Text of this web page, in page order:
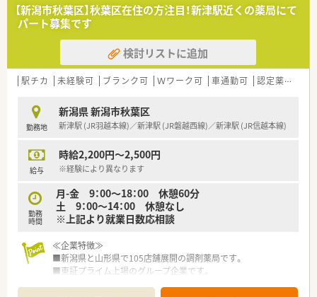
現場にこだわるスペシャリストから、本社で経営を担う幹部ま
で最大限に応援していきます。
店舗・薬局だけでなく重要なポジションも薬剤師が担当してい
ます。
■教育・研修制度
職種や職域に合わせ、豊富な社内研修や外部組織と連携した研
修を用意しています。
No.1企業として、長く働ける職場環境を創っていきます！
出産した後も安心して勤務ができるように時短制度の延長を
していきます。
時短勤務ができるよう変更予定です。
【新潟市秋葉区】秋葉区在住の方注目！新津駅近くの薬局にて
パート募集です
検討リストに追加
駅チカ 未経験可 ブランク可 Ｗワーク可 車通勤可 認定薬剤師取得支援あり
勤務地
新潟県 新潟市秋葉区
新津駅 (JR羽越本線)／新津駅 (JR磐越西線)／新津駅 (JR信越本線)
給与
時給2,200円～2,500円
※経験により異なります
勤務
時間
月-金 9：00～18：00 休憩60分
土 9：00～14：00 休憩なし
※上記より就業日数応相談
≪企業特徴≫
■新潟県と山形県で105店舗展開の調剤薬局です。
■東証プライム上場のグループ企業です。